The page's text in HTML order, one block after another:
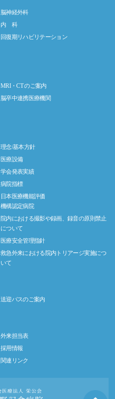
脳神経外科
内 科
回復期リハビリテーション
MRI・CT のご案内
脳卒中連携医療機関
理念/基本方針
医療設備
学会発表実績
病院指標
日本医療機能評価
機構認定病院
院内における撮影や録画、録音の原則禁止
について
医療安全管理指針
救急外来における院内トリアージ実施につ
いて
送迎バスのご案内
外来担当表
採用情報
関連リンク